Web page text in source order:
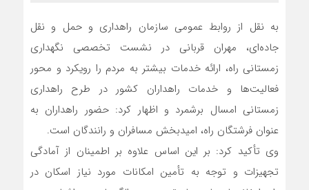
به نقل از روابط عمومی سازمان راهداری و حمل و نقل
جاده‌ای، مهران قربانی در نشست تخصصی نگهداری
زمستانی راه، ارائه خدمات بیشتر به مردم را رویکرد و محور
فعالیت‌ها و خدمات راهداران کشور در طرح راهداری
زمستانی امسال برشمرد و اظهار کرد: حضور راهداران به
عنوان فرشتگان راه، امیدبخش مسافران و رانندگان است.
وی تأکید کرد: بر این اساس علاوه بر اطمینان از آمادگی
تجهیزات و توجه به تأمین امکانات مورد نیاز اسکان در